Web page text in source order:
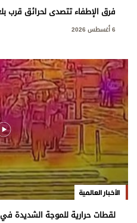
فرق الإطفاء تتصدى لحرائق قرب
6 أغسطس 2026
الأخبار العالمية
لقطات حرارية للموجة الشديدة